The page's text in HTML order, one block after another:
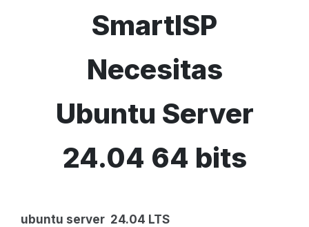
SmartISP
Necesitas
Ubuntu Server
24.04 64 bits
ubuntu server 24.04 LTS